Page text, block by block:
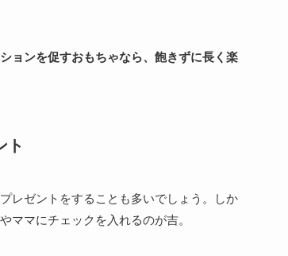
ョンを促すおもちゃなら、飽きずに長く楽
ト
レゼントをすることも多いでしょう。しか
ママにチェックを入れるのが吉。